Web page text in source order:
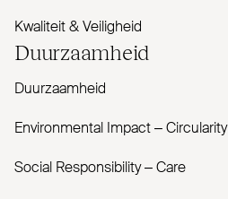
Kwaliteit & Veiligheid
Duur­zaamheid
Duurzaamheid
Envi­ronmental Impact – Cir­cularity
Social Responsibility – Care